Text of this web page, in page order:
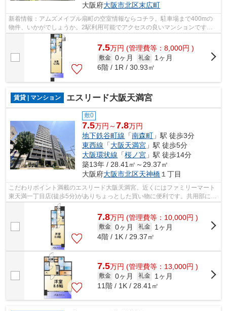
大阪府大阪市北区末広町
新着情報：アムズメイプル扇町の空室情報ならコチラ。駐車場まで400mの
物件、いかがでしょうか。2駅利用可能でアクセスの良いマンションです。
地上11階建てのイチオシの物件です。大阪...
7.5万円 (管理費等：8,000円 )
敷金 0ヶ月 礼金
1ヶ月
6階 / 1R / 30.93㎡
賃貸 | マンション エスリード大阪天満宮
敷0
7.5万円～7.8万円
地下鉄谷町線 「南森町 」駅 徒歩3分
東西線 「大阪天満宮 」駅 徒歩5分
大阪環状線 「桜ノ宮 」駅 徒歩14分
築13年 / 28.41㎡～29.37㎡
大阪府大阪市北区天神橋１丁目
こだわりポイント満載のエスリード大阪天満宮。近くにはファミリーマート
東天満一丁目店(徒歩5分)がありちょっとした買い物に便利です。共用部には
エレベータ・敷地内ごみ置き場など...
7.8万円 (管理費等：10,000円 )
敷金 0ヶ月 礼金
1ヶ月
4階 / 1K / 29.37㎡
7.5万円 (管理費等：13,000円 )
敷金 0ヶ月 礼金
1ヶ月
11階 / 1K / 28.41㎡